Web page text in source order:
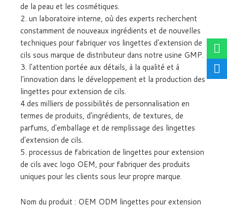
de la peau et les cosmétiques.
2. un laboratoire interne, où des experts recherchent
constamment de nouveaux ingrédients et de nouvelles
techniques pour fabriquer vos lingettes d'extension de
cils sous marque de distributeur dans notre usine GMP.
3. l'attention portée aux détails, à la qualité et à
l'innovation dans le développement et la production des
lingettes pour extension de cils.
4.des milliers de possibilités de personnalisation en
termes de produits, d'ingrédients, de textures, de
parfums, d'emballage et de remplissage des lingettes
d'extension de cils.
5. processus de fabrication de lingettes pour extension
de cils avec logo OEM, pour fabriquer des produits
uniques pour les clients sous leur propre marque.
Nom du produit : OEM ODM lingettes pour extension